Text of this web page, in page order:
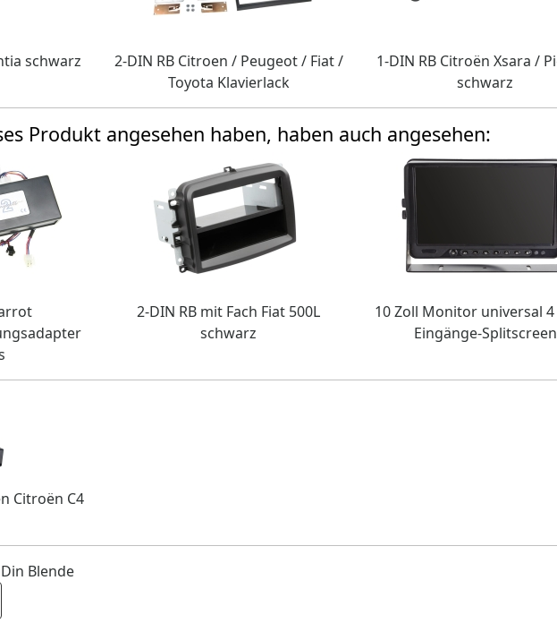
schwarz
2-DIN RB Citroen / Peugeot / Fiat /
Toyota Klavierlack
1-DIN RB Citroën Xsara /
schwarz
Produkt angesehen haben, haben auch angesehen:
2-DIN RB mit Fach Fiat 500L
schwarz
10 Zoll Monitor universal
Eingänge-Splitscreen
Citroën C4
Blende